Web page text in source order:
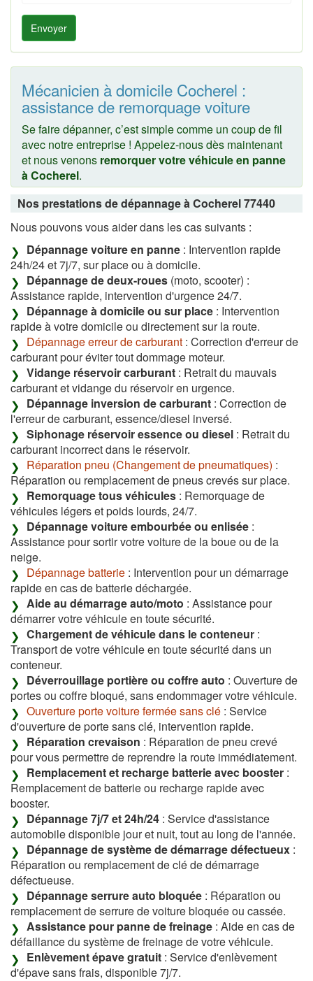
Envoyer
Mécanicien à domicile Cocherel :
assistance de remorquage voiture
Se faire dépanner, c’est simple comme un coup de fil
avec notre entreprise ! Appelez-nous dès maintenant
et nous venons remorquer votre véhicule en panne
à Cocherel.
Nos prestations de dépannage à Cocherel 77440
Nous pouvons vous aider dans les cas suivants :
Dépannage voiture en panne : Intervention rapide
24h/24 et 7j/7, sur place ou à domicile.
Dépannage de deux-roues (moto, scooter) :
Assistance rapide, intervention d'urgence 24/7.
Dépannage à domicile ou sur place : Intervention
rapide à votre domicile ou directement sur la route.
Dépannage erreur de carburant : Correction d'erreur de
carburant pour éviter tout dommage moteur.
Vidange réservoir carburant : Retrait du mauvais
carburant et vidange du réservoir en urgence.
Dépannage inversion de carburant : Correction de
l'erreur de carburant, essence/diesel inversé.
Siphonage réservoir essence ou diesel : Retrait du
carburant incorrect dans le réservoir.
Réparation pneu (Changement de pneumatiques) :
Réparation ou remplacement de pneus crevés sur place.
Remorquage tous véhicules : Remorquage de
véhicules légers et poids lourds, 24/7.
Dépannage voiture embourbée ou enlisée :
Assistance pour sortir votre voiture de la boue ou de la
neige.
Dépannage batterie : Intervention pour un démarrage
rapide en cas de batterie déchargée.
Aide au démarrage auto/moto : Assistance pour
démarrer votre véhicule en toute sécurité.
Chargement de véhicule dans le conteneur :
Transport de votre véhicule en toute sécurité dans un
conteneur.
Déverrouillage portière ou coffre auto : Ouverture de
portes ou coffre bloqué, sans endommager votre véhicule.
Ouverture porte voiture fermée sans clé : Service
d'ouverture de porte sans clé, intervention rapide.
Réparation crevaison : Réparation de pneu crevé
pour vous permettre de reprendre la route immédiatement.
Remplacement et recharge batterie avec booster :
Remplacement de batterie ou recharge rapide avec
booster.
Dépannage 7j/7 et 24h/24 : Service d'assistance
automobile disponible jour et nuit, tout au long de l'année.
Dépannage de système de démarrage défectueux :
Réparation ou remplacement de clé de démarrage
défectueuse.
Dépannage serrure auto bloquée : Réparation ou
remplacement de serrure de voiture bloquée ou cassée.
Assistance pour panne de freinage : Aide en cas de
défaillance du système de freinage de votre véhicule.
Enlèvement épave gratuit : Service d'enlèvement
d'épave sans frais, disponible 7j/7.